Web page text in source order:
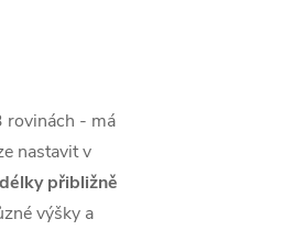
rovinách - má
nastavit v
délky přibližně
výšky a